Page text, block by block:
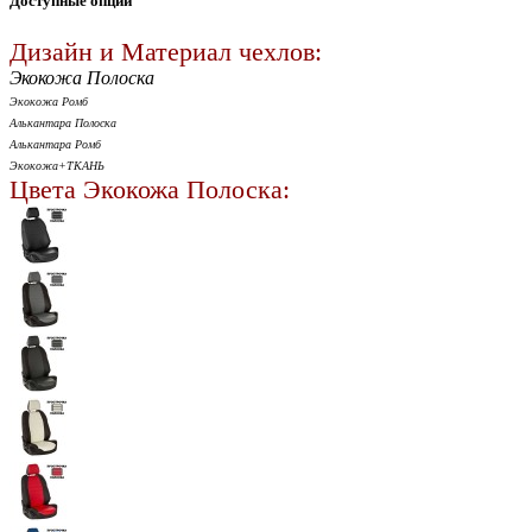
Дизайн и Материал чехлов:
Экокожа Полоска
Экокожа Ромб
Алькантара Полоска
Алькантара Ромб
Экокожа+ТКАНЬ
Цвета Экокожа Полоска: